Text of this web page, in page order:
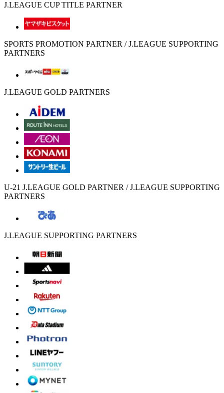
J.LEAGUE CUP TITLE PARTNER
SPORTS PROMOTION PARTNER / J.LEAGUE SUPPORTING
PARTNERS
J.LEAGUE GOLD PARTNERS
U-21 J.LEAGUE GOLD PARTNER / J.LEAGUE SUPPORTING
PARTNERS
J.LEAGUE SUPPORTING PARTNERS